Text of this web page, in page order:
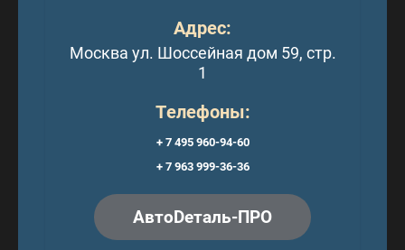
Адрес:
Москва ул. Шоссейная дом 59, стр.
1
Телефоны:
+ 7 495 960-94-60
+ 7 963 999-36-36
АвтоDеталь-ПРО